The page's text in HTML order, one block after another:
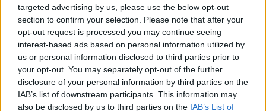
targeted advertising by us, please use the below opt-out
section to confirm your selection. Please note that after your
opt-out request is processed you may continue seeing
interest-based ads based on personal information utilized by
us or personal information disclosed to third parties prior to
your opt-out. You may separately opt-out of the further
disclosure of your personal information by third parties on the
IAB’s list of downstream participants. This information may
also be disclosed by us to third parties on the IAB’s List of
Ο Βιν Ντίζελ ανακοίνωσε πρόσφατα ότι το Fast
& Furious θα γίνει τηλεοπτική σειρά στο
Peacock.
ΔΙΑΦΗΜΙΣΗ